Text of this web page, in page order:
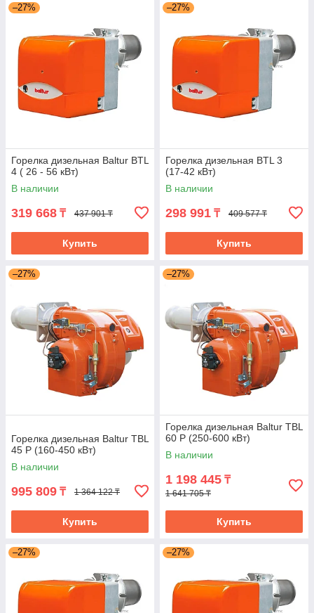
–27%
Горелка дизельная Baltur BTL
4 ( 26 - 56 кВт)
В наличии
319 668 ₸ 437 901 ₸
Купить
–27%
Горелка дизельная BTL 3
(17-42 кВт)
В наличии
298 991 ₸ 409 577 ₸
Купить
–27%
Горелка дизельная Baltur TBL
45 P (160-450 кВт)
В наличии
995 809 ₸ 1 364 122 ₸
Купить
–27%
Горелка дизельная Baltur TBL
60 P (250-600 кВт)
В наличии
1 198 445 ₸
1 641 705 ₸
Купить
–27% –27%